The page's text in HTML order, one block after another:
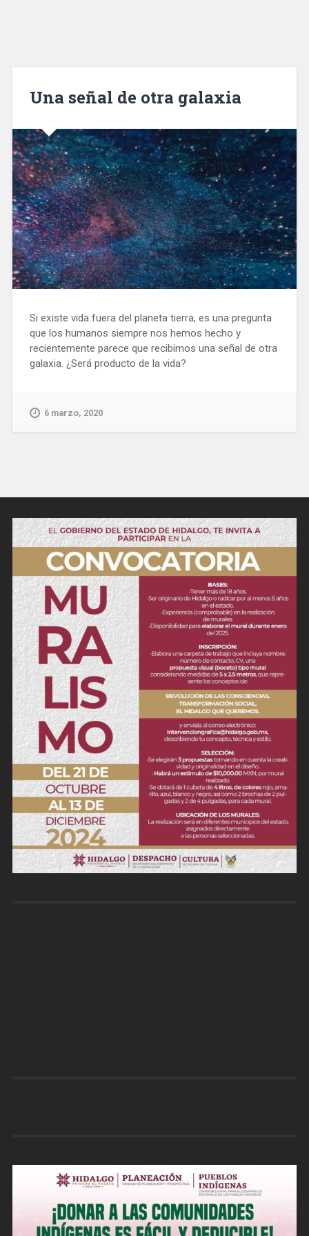
Una señal de otra galaxia
Si existe vida fuera del planeta tierra, es una pregunta
que los humanos siempre nos hemos hecho y
recientemente parece que recibimos una señal de otra
galaxia. ¿Será producto de la vida?
6 marzo, 2020